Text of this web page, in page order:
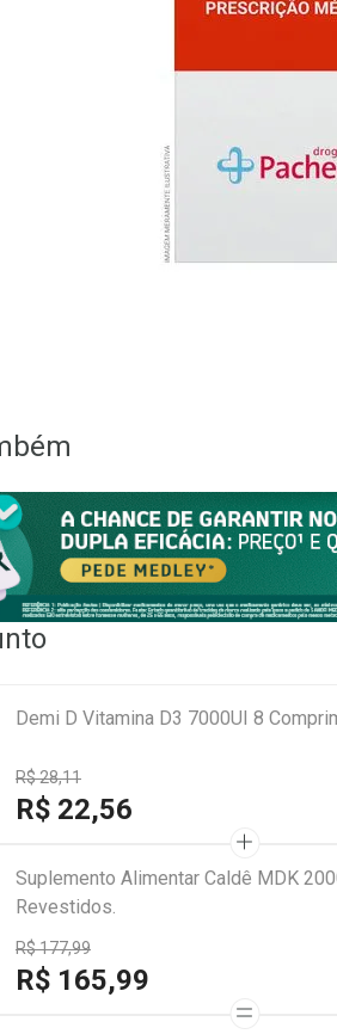
Demi D Vitamina D3 7000UI 8
R$ 28,11
R$ 22,56
Suplemento Alimentar Caldê MDK
Revestidos.
R$ 177,99
R$ 165,99